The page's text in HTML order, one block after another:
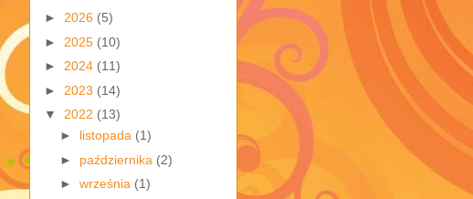
► 2026 (5)
► 2025 (10)
► 2024 (11)
► 2023 (14)
▼ 2022 (13)
► listopada (1)
► października (2)
► września (1)